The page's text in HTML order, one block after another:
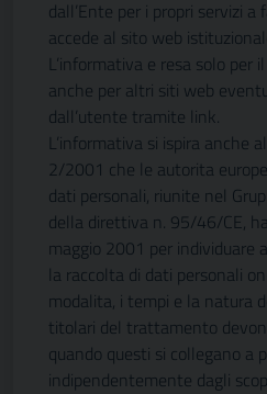
dall’Ente per i propri servizi a
accede al sito web
L’informativa e resa solo per
anche per altri siti web
dall’utente tramite link.
L’informativa si ispira anche
2/2001 che le autorita
dati personali, riunite nel
della direttiva n. 95/46/CE,
maggio 2001 per individuare
la raccolta di dati personali
modalita, i tempi e la natura
titolari del trattamento
quando questi si collegano a
indipendentemente dagli